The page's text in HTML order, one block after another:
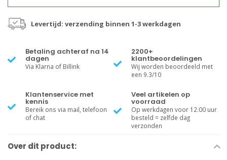
Levertijd: verzending binnen 1-3 werkdagen
Betaling achteraf na 14
dagen
Via Klarna of Billink
2200+
klantbeoordelingen
Wij worden beoordeeld met
een 9.3/10
Klantenservice met
kennis
Bereik ons via mail, telefoon
of chat
Veel artikelen op
voorraad
Op werkdagen voor 12.00 uur
besteld = zelfde dag
verzonden
Over dit product: